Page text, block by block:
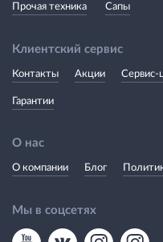
Прочая техника Сапы
Клиентский сервис
Контакты Акции Сервис-
Гарантии
О нас
О компании Блог
Мы в соцсетях